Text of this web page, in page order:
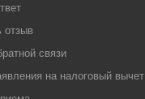
отзыв
связи
на налоговый вычет